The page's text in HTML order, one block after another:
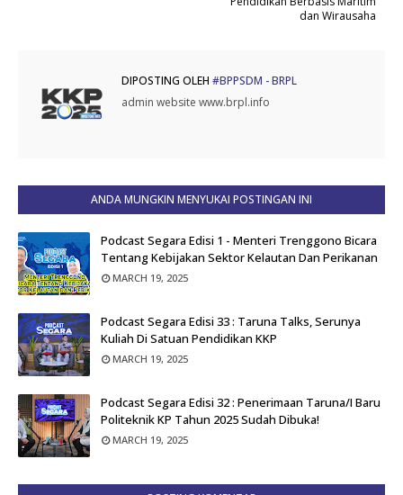
dan Wirausaha
DIPOSTING OLEH #BPPSDM - BRPL
admin website www.brpl.info
ANDA MUNGKIN MENYUKAI POSTINGAN INI
Podcast Segara Edisi 1 - Menteri Trenggono Bicara
Tentang Kebijakan Sektor Kelautan Dan Perikanan
MARCH 19, 2025
Podcast Segara Edisi 33 : Taruna Talks, Serunya
Kuliah Di Satuan Pendidikan KKP
MARCH 19, 2025
Podcast Segara Edisi 32 : Penerimaan Taruna/i Baru
Politeknik KP Tahun 2025 Sudah Dibuka!
MARCH 19, 2025